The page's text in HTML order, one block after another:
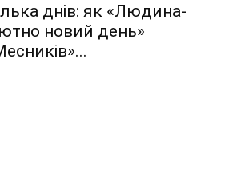
днів: як «Людина-
новий день»